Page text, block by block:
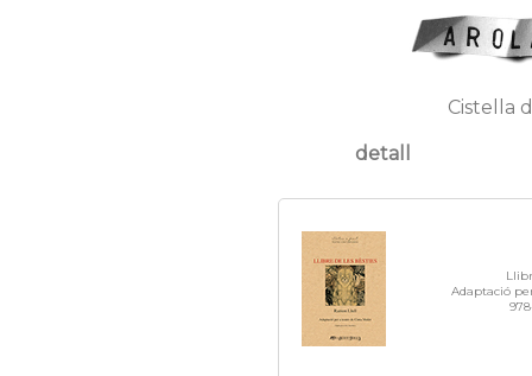
Cistella
detall
Adaptació